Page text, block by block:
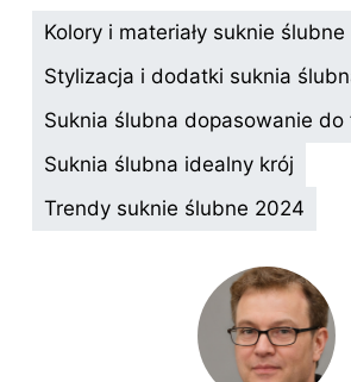
c
e
b
o
o
k
er
e
st
k
e
n
k
o
d
di
Kolory i materiały suknie ślubne
Stylizacja i dodatki suknia
Suknia ślubna dopasowanie do
Suknia ślubna idealny krój
Trendy suknie ślubne 2024